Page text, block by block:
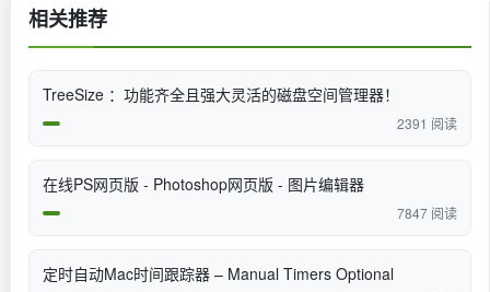
相关推荐
TreeSize ：功能齐全且强大灵活的磁盘空间管理器！
2391 阅读
在线PS网页版 - Photoshop网页版 - 图片编辑器
7847 阅读
定时自动Mac时间跟踪器 – Manual Timers Optional